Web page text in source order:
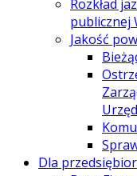
Rozkład
publicznej
Jakość
Dla